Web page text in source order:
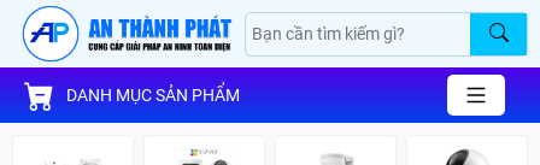
DANH MỤC SẢN PHẨM